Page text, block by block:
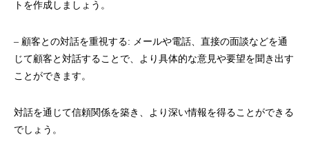
トを作成しましょう。
– 顧客との対話を重視する: メールや電話、直接の面談などを通
じて顧客と対話することで、より具体的な意見や要望を聞き出す
ことができます。
対話を通じて信頼関係を築き、より深い情報を得ることができる
でしょう。